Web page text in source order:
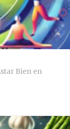
Bien en